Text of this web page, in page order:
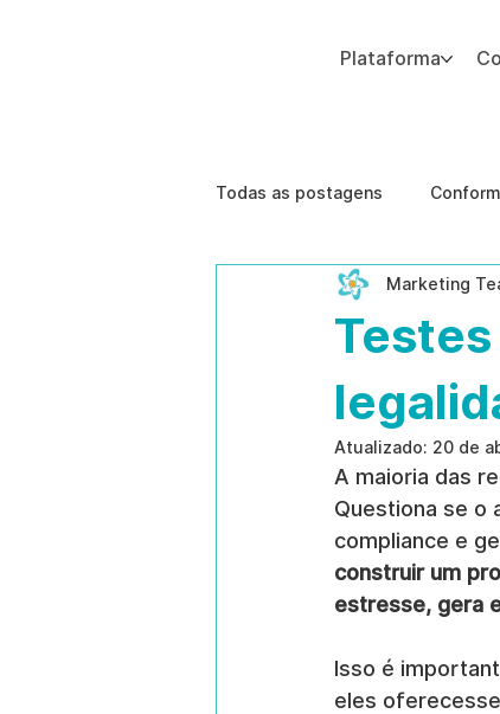
Plataforma
Todas as postagens
Segurança Corporativa
Melhores Práticas
gestão de riscos humanos
Marketing
Atualizado: 20 de
A maioria das
Questiona se o
compliance e
construir um
estresse, gera
Isso é
eles